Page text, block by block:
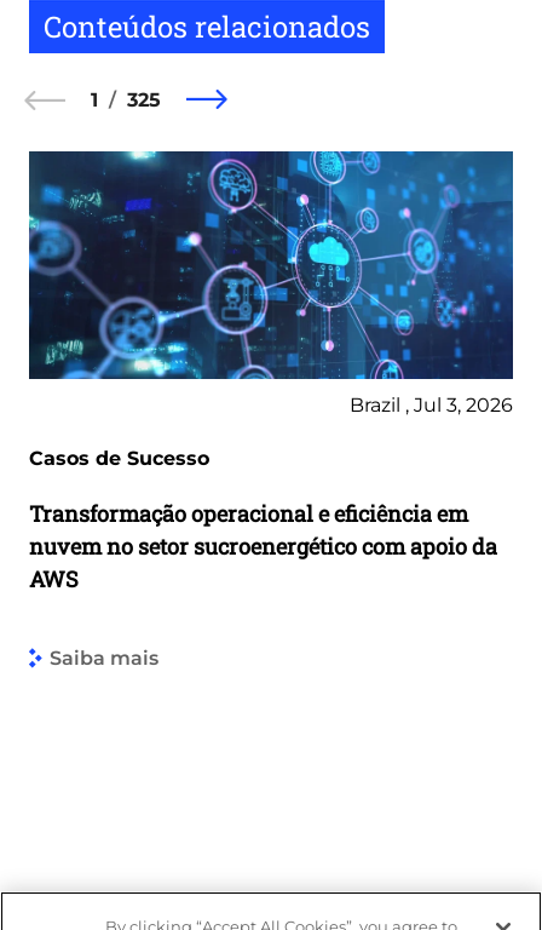
Conteúdos relacionados
1 325
Brazil , Jul 3, 2026
Casos de Sucesso
Transformação operacional e eficiência em
nuvem no setor sucroenergético com apoio da
AWS
Saiba mais